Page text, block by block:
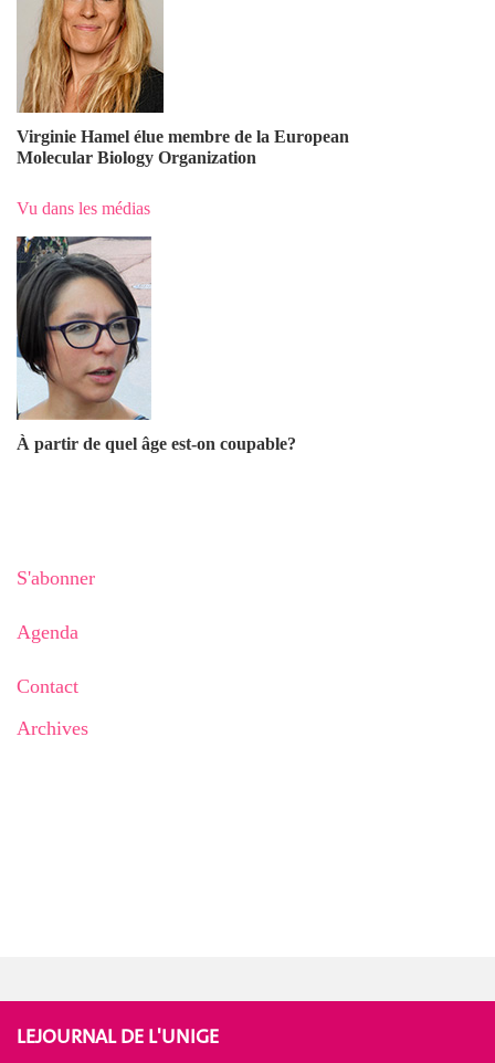
Virginie Hamel élue membre de la European
Molecular Biology Organization
Vu dans les médias
À partir de quel âge est-on coupable?
S'abonner
Agenda
Contact
Archives
LEJOURNAL DE L'UNIGE